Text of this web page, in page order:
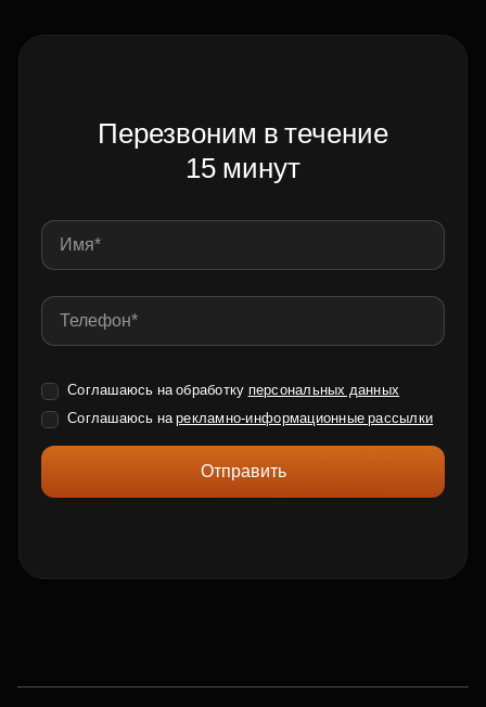
Перезвоним в течение
15 минут
Соглашаюсь на обработку персональных данных
Соглашаюсь нарекламно-информационные рассылки
Отправить